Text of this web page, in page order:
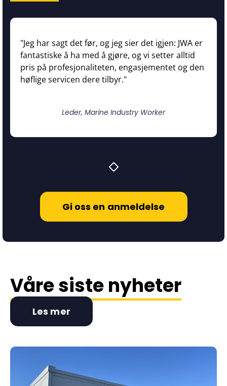
"Jeg har sagt det før, og jeg sier det igjen: JWA er
fantastiske å ha med å gjøre, og vi setter alltid
pris på profesjonaliteten, engasjementet og den
høflige servicen dere tilbyr."
Leder, Marine Industry Worker
Gi oss en anmeldelse
Våre siste nyheter
Les mer